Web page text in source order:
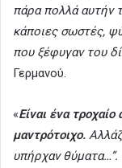
πάρα πολλά αυτήν
κάποιες σωστές,
που ξέφυγαν του
Γερμανού.
«Είναι ένα
μαντρότοιχο.
υπήρχαν